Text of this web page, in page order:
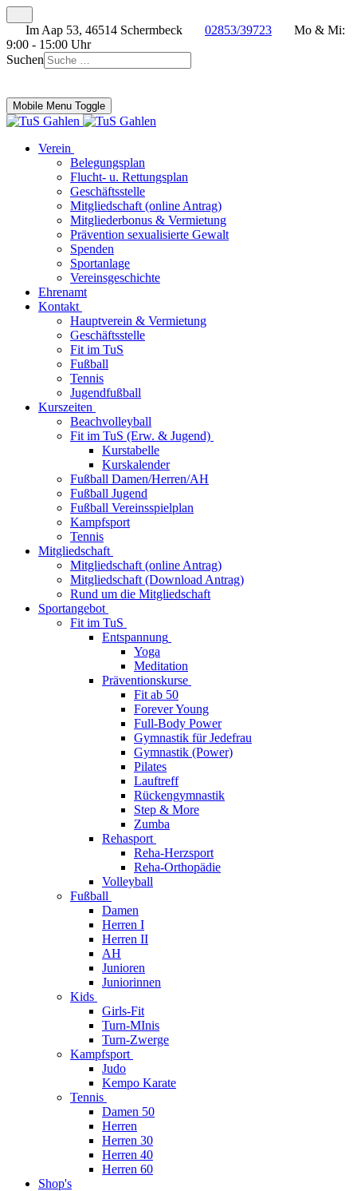
Im Aap 53, 46514 Schermbeck 02853/39723
Mo & Mi:
9:00 - 15:00 Uhr
Suchen
Mobile Menu Toggle
Verein
Belegungsplan
Flucht- u. Rettungsplan
Geschäftsstelle
Mitgliedschaft (online Antrag)
Mitgliederbonus & Vermietung
Prävention sexualisierte Gewalt
Spenden
Sportanlage
Vereinsgeschichte
Ehrenamt
Kontakt
Hauptverein & Vermietung
Geschäftsstelle
Fit im TuS
Fußball
Tennis
Jugendfußball
Kurszeiten
Beachvolleyball
Fit im TuS (Erw. & Jugend)
Kurstabelle
Kurskalender
Fußball Damen/Herren/AH
Fußball Jugend
Fußball Vereinsspielplan
Kampfsport
Tennis
Mitgliedschaft
Mitgliedschaft (online Antrag)
Mitgliedschaft (Download Antrag)
Rund um die Mitgliedschaft
Sportangebot
Fit im TuS
Entspannung
Yoga
Meditation
Präventionskurse
Fit ab 50
Forever Young
Full-Body Power
Gymnastik für Jedefrau
Gymnastik (Power)
Pilates
Lauftreff
Rückengymnastik
Step & More
Zumba
Rehasport
Reha-Herzsport
Reha-Orthopädie
Volleyball
Fußball
Damen
Herren I
Herren II
AH
Junioren
Juniorinnen
Kids
Girls-Fit
Turn-MInis
Turn-Zwerge
Kampfsport
Judo
Kempo Karate
Tennis
Damen 50
Herren
Herren 30
Herren 40
Herren 60
Shop's